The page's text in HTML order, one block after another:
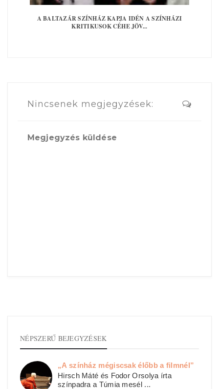
A BALTAZÁR SZÍNHÁZ KAPJA IDÉN A SZÍNHÁZI
KRITIKUSOK CÉHE JÖV...
Nincsenek megjegyzések:
Megjegyzés küldése
NÉPSZERŰ BEJEGYZÉSEK
„A színház mégiscsak élőbb a filmnél”
Hirsch Máté és Fodor Orsolya írta
színpadra a Túmia mesél ...